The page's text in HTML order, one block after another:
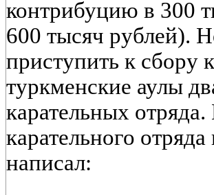
контрибуцию в 300
600 тысяч рублей).
приступить к сбору
туркменские аулы
карательных
карательного
написал: